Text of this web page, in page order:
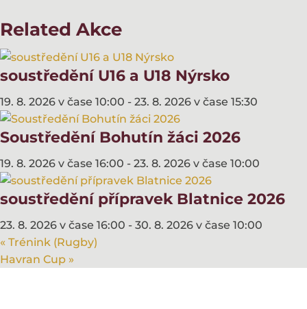
Related Akce
soustředění U16 a U18 Nýrsko
19. 8. 2026 v čase 10:00 - 23. 8. 2026 v čase 15:30
Soustředění Bohutín žáci 2026
19. 8. 2026 v čase 16:00 - 23. 8. 2026 v čase 10:00
soustředění přípravek Blatnice 2026
23. 8. 2026 v čase 16:00 - 30. 8. 2026 v čase 10:00
« Trénink (Rugby)
Havran Cup »